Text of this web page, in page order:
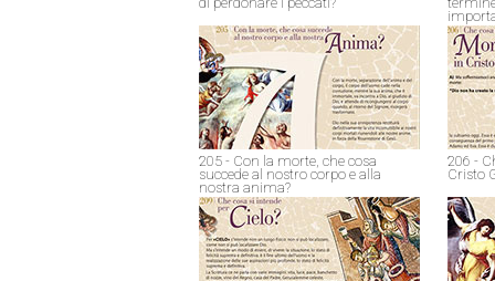
205 - Con la morte, che cosa
succede al nostro corpo e alla
nostra anima?
206 -
Cristo